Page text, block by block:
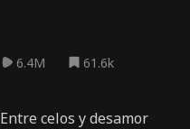
6.4M 61.6k
Entre celos y desamor